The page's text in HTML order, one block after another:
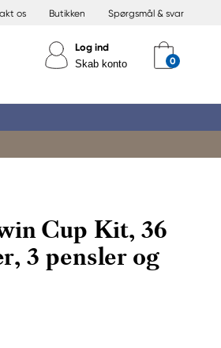
os Butikken Spørgsmål & svar
Log ind
Skab konto
Cup Kit, 36
3 pensler og